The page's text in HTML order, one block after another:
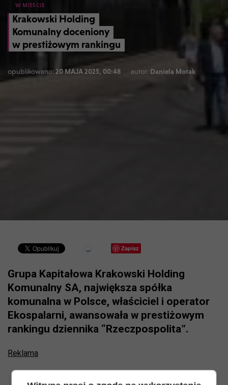
W MIEŚCIE
Krakowski Holding
Komunalny doceniony
w prestiżowym rankingu
opublikowano:20 MAJA 2025, 00:48 autor: Daniela Motak
Zapisz
Grupa Kapitałowa Krakowski Holding
Komunalny SA, największa spółka
komunalna w Polsce, właściciel i operator
Ekospalarni, awansowała w prestiżowym
rankingu dziennika “Rzeczpospolita”.
Reklama